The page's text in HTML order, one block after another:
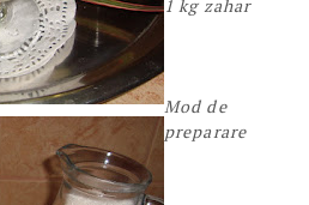
1 kg zahar
Mod de
preparare